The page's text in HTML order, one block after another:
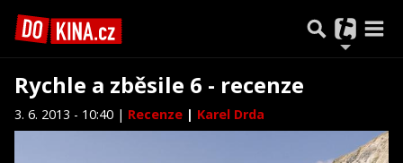
Rychle a zběsile 6 - recenze
3. 6. 2013 - 10:40 | Recenze | Karel Drda